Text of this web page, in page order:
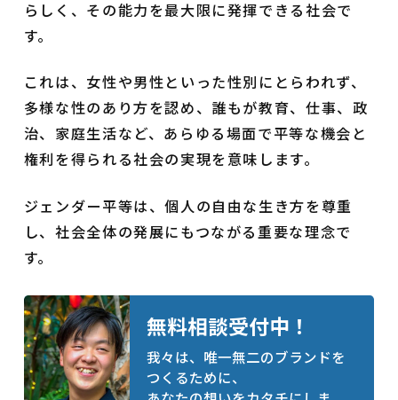
らしく、その能力を最大限に発揮できる社会で
す。
これは、女性や男性といった性別にとらわれず、
多様な性のあり方を認め、誰もが教育、仕事、政
治、家庭生活など、あらゆる場面で平等な機会と
権利を得られる社会の実現を意味します。
ジェンダー平等は、個人の自由な生き方を尊重
し、社会全体の発展にもつながる重要な理念で
す。
無料相談受付中！
我々は、唯一無二のブランドを
つくるために、